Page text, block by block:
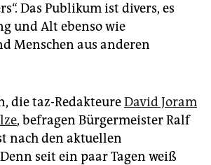
Das Publikum ist divers, es
und Alt ebenso wie
Menschen aus anderen
die taz-RedakteureDavid Joram
, befragen Bürgermeister Ralf
nach den aktuellen
seit ein paar Tagen weiß